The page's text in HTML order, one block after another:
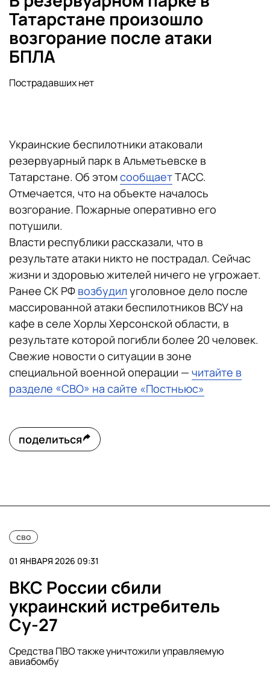
Татарстане произошло
возгорание после атаки
БПЛА
Пострадавших нет
Украинские беспилотники атаковали
резервуарный парк в Альметьевске в
Татарстане. Об этомсообщаетТАСС.
Отмечается, что на объекте началось
возгорание. Пожарные оперативно его
потушили.
Власти республики рассказали, что в
результате атаки никто не пострадал. Сейчас
жизни и здоровью жителей ничего не угрожает.
Ранее СК РФ возбудилуголовное дело после
массированной атаки беспилотников ВСУ на
кафе в селе Хорлы Херсонской области, в
результате которой погибли более 20 человек.
Свежие новости о ситуации в зоне
специальной военной операции — читайте в
разделе «СВО» на сайте «Постньюс»
поделиться
сво
01 ЯНВАРЯ 2026 09:31
ВКС России сбили
украинский истребитель
Су-27
Средства ПВО также уничтожили управляемую
авиабомбу